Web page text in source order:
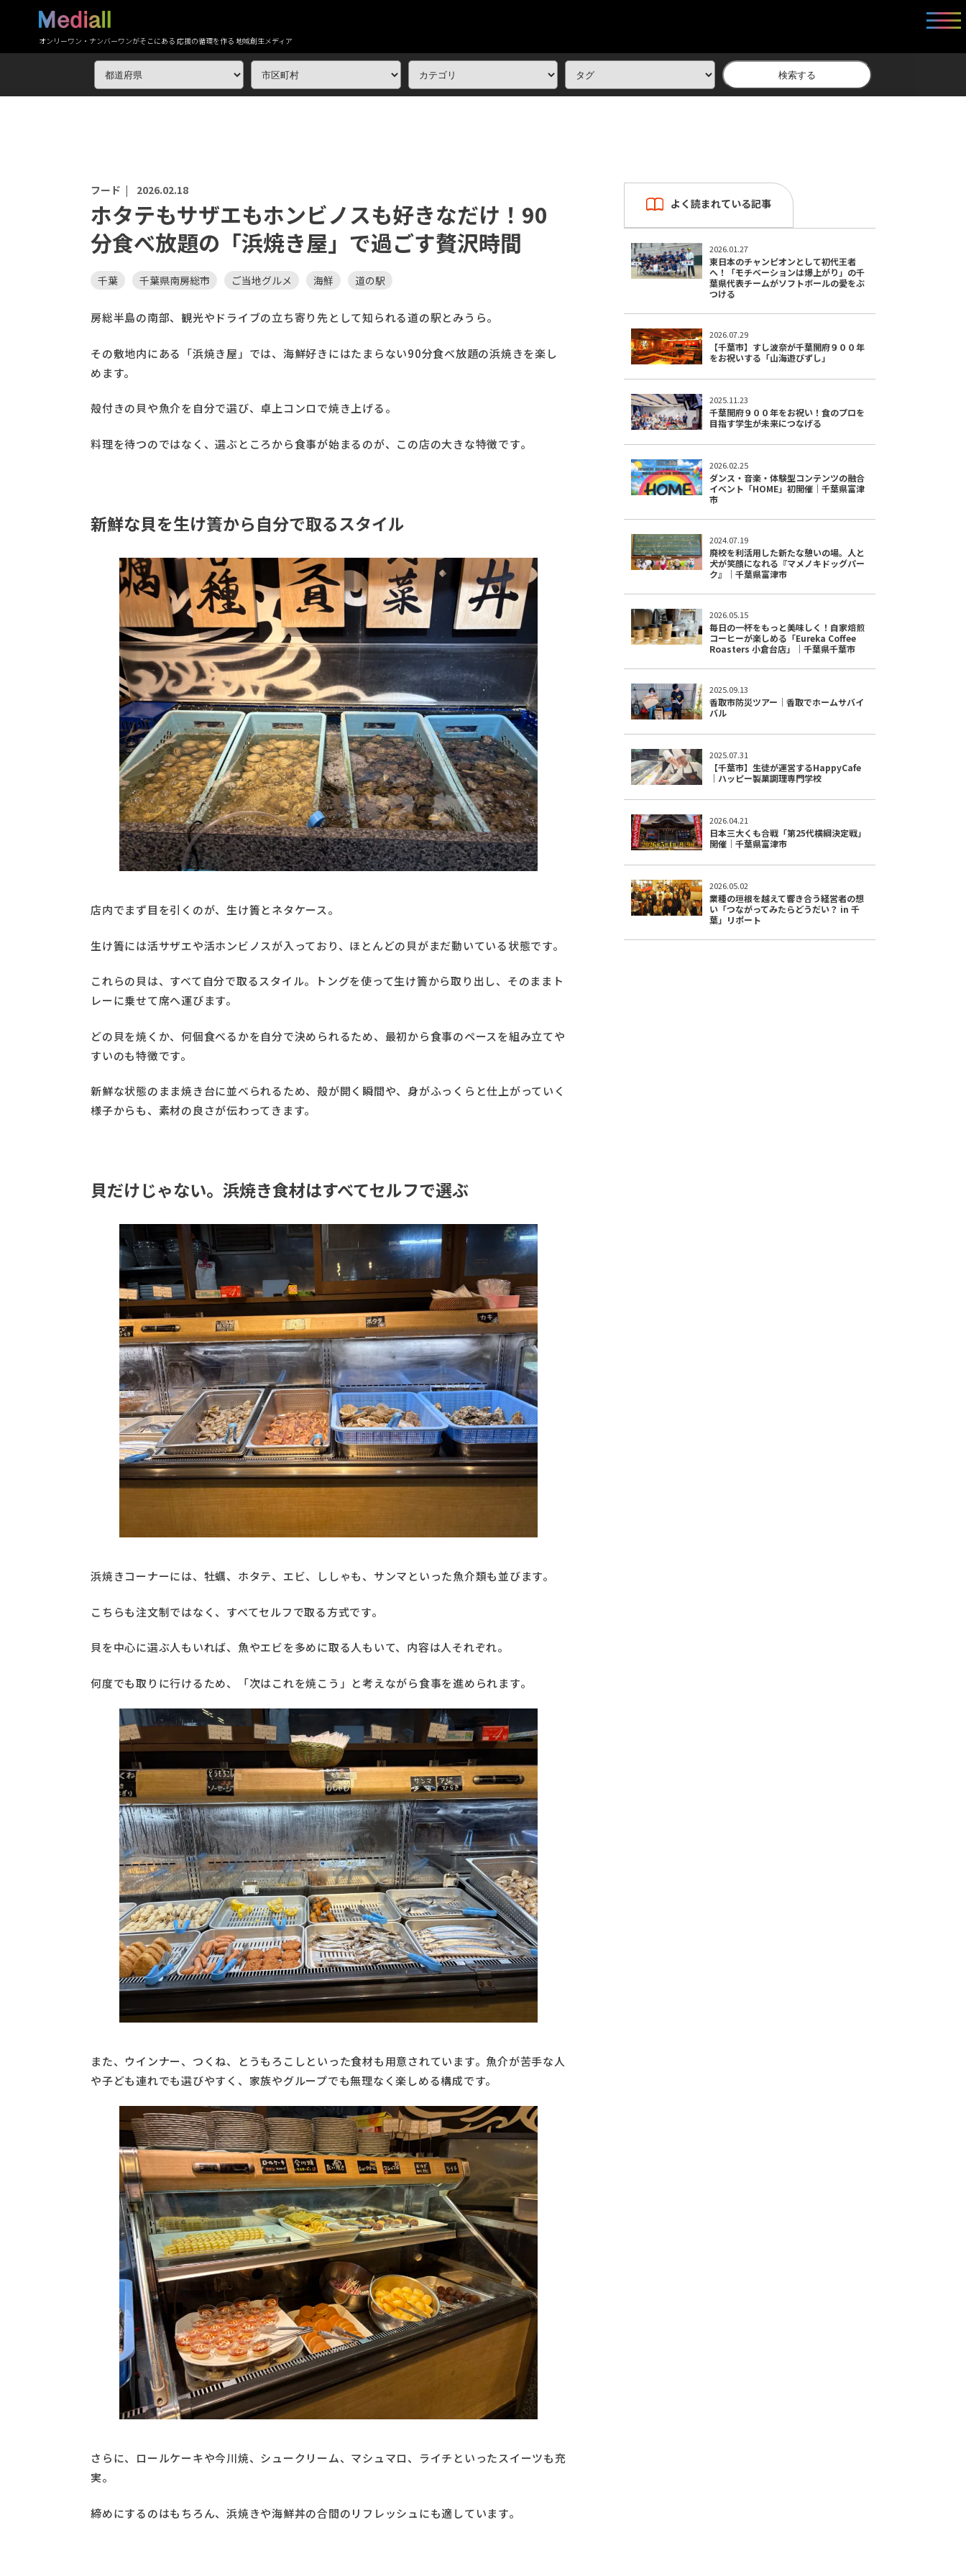
オンリーワン・ナンバーワンがそこにある 応援の循環を作る 地域創生メディア
検索する
フード | 2026.02.18
ホタテもサザエもホンビノスも好きなだけ！90
分食べ放題の「浜焼き屋」で過ごす贅沢時間
千葉 千葉県南房総市 ご当地グルメ 海鮮 道の駅
房総半島の南部、観光やドライブの立ち寄り先として知られる道の駅とみうら。
その敷地内にある「浜焼き屋」では、海鮮好きにはたまらない90分食べ放題の浜焼きを楽し
めます。
殻付きの貝や魚介を自分で選び、卓上コンロで焼き上げる。
料理を待つのではなく、選ぶところから食事が始まるのが、この店の大きな特徴です。
新鮮な貝を生け簀から自分で取るスタイル
店内でまず目を引くのが、生け簀とネタケース。
生け簀には活サザエや活ホンビノスが入っており、ほとんどの貝がまだ動いている状態です。
これらの貝は、すべて自分で取るスタイル。トングを使って生け簀から取り出し、そのままト
レーに乗せて席へ運びます。
どの貝を焼くか、何個食べるかを自分で決められるため、最初から食事のペースを組み立てや
すいのも特徴です。
新鮮な状態のまま焼き台に並べられるため、殻が開く瞬間や、身がふっくらと仕上がっていく
様子からも、素材の良さが伝わってきます。
貝だけじゃない。浜焼き食材はすべてセルフで選ぶ
浜焼きコーナーには、牡蠣、ホタテ、エビ、ししゃも、サンマといった魚介類も並びます。
こちらも注文制ではなく、すべてセルフで取る方式です。
貝を中心に選ぶ人もいれば、魚やエビを多めに取る人もいて、内容は人それぞれ。
何度でも取りに行けるため、「次はこれを焼こう」と考えながら食事を進められます。
また、ウインナー、つくね、とうもろこしといった食材も用意されています。魚介が苦手な人
や子ども連れでも選びやすく、家族やグループでも無理なく楽しめる構成です。
さらに、ロールケーキや今川焼、シュークリーム、マシュマロ、ライチといったスイーツも充
実。
締めにするのはもちろん、浜焼きや海鮮丼の合間のリフレッシュにも適しています。
よく読まれている記事
2026.01.27
東日本のチャンピオンとして初代王者
へ！「モチベーションは爆上がり」の千
葉県代表チームがソフトボールの愛をぶ
つける
2026.07.29
【千葉市】すし波奈が千葉開府９００年
をお祝いする「山海遊びずし」
2025.11.23
千葉開府９００年をお祝い！食のプロを
目指す学生が未来につなげる
2026.02.25
ダンス・音楽・体験型コンテンツの融合
イベント「HOME」初開催｜千葉県富津
市
2024.07.19
廃校を利活用した新たな憩いの場。人と
犬が笑顔になれる『マメノキドッグパー
ク』｜千葉県富津市
2026.05.15
毎日の一杯をもっと美味しく！自家焙煎
コーヒーが楽しめる「Eureka Coffee
Roasters 小倉台店」｜千葉県千葉市
2025.09.13
香取市防災ツアー｜香取でホームサバイ
バル
2025.07.31
【千葉市】生徒が運営するHappyCafe
｜ハッピー製菓調理専門学校
2026.04.21
日本三大くも合戦「第25代横綱決定戦」
開催｜千葉県富津市
2026.05.02
業種の垣根を越えて響き合う経営者の想
い「つながってみたらどうだい？ in 千
葉」リポート